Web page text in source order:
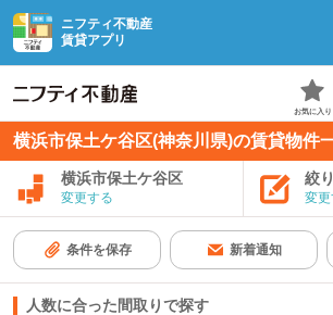
ニフティ不動産
賃貸アプリ
お気に入り
横浜市保土ケ谷区(神奈川県)の賃貸物件
横浜市保土ケ谷区
変更する
絞
変更
条件を保存 新着通知
人数に合った間取りで探す